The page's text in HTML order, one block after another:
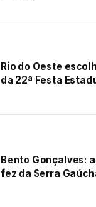
Rio do Oeste
da 22ª Festa
Bento Gonçalves:
fez da Serra